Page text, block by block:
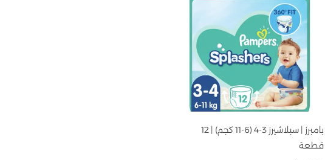
بامبرز | سبلاشيرز 3-4 (6-11 كجم) | 12
قطعة